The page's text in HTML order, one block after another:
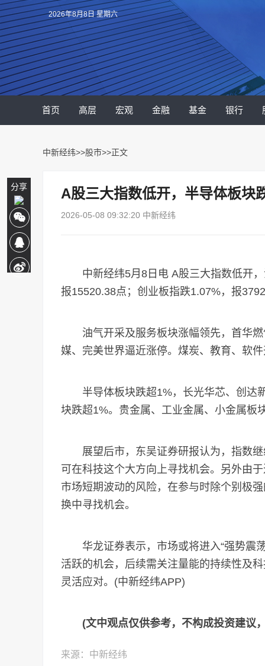
分享
2026年8月8日 星期六
首页 高层 宏观 金融 基金 银行
中新经纬>>股市>>正文
A股三大指数低开，半导体板块
2026-05-08 09:32:20 中新经纬
中新经纬5月8日电 A股三大指数低开，
报15520.38点；创业板指跌1.07%，报
油气开采及服务板块涨幅领先，首华燃
媒、完美世界逼近涨停。煤炭、教育、软
半导体板块跌超1%，长光华芯、创达
块跌超1%。贵金属、工业金属、小金属板
展望后市，东吴证券研报认为，指数继
可在科技这个大方向上寻找机会。另外由
市场短期波动的风险，在参与时除个别极
换中寻找机会。
华龙证券表示，市场或将进入“强势震
活跃的机会，后续需关注量能的持续性及
灵活应对。(中新经纬APP)
(文中观点仅供参考，不构成投资建议
来源：中新经纬